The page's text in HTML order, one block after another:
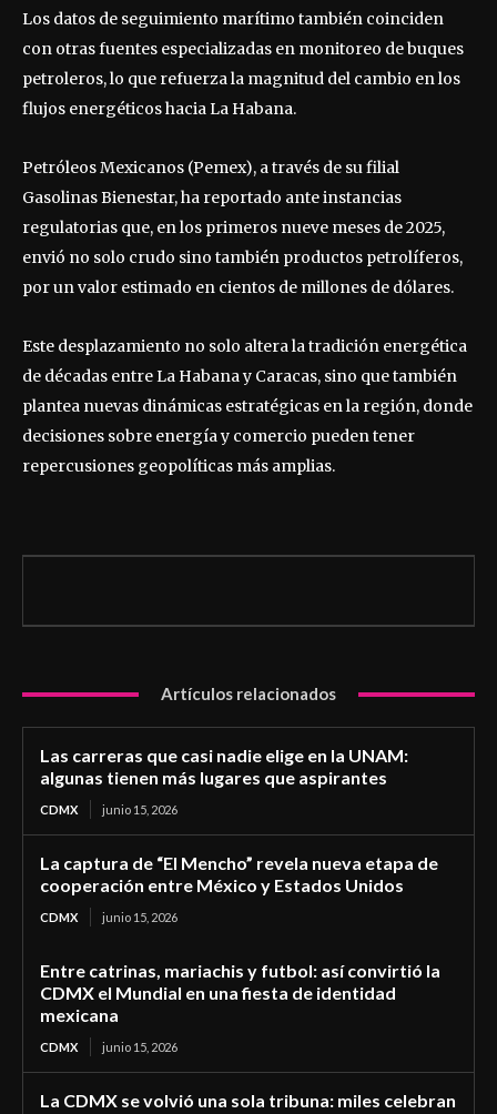
Los datos de seguimiento marítimo también coinciden
con otras fuentes especializadas en monitoreo de buques
petroleros, lo que refuerza la magnitud del cambio en los
flujos energéticos hacia La Habana.
Petróleos Mexicanos (Pemex), a través de su filial
Gasolinas Bienestar, ha reportado ante instancias
regulatorias que, en los primeros nueve meses de 2025,
envió no solo crudo sino también productos petrolíferos,
por un valor estimado en cientos de millones de dólares.
Este desplazamiento no solo altera la tradición energética
de décadas entre La Habana y Caracas, sino que también
plantea nuevas dinámicas estratégicas en la región, donde
decisiones sobre energía y comercio pueden tener
repercusiones geopolíticas más amplias.
Artículos relacionados
Las carreras que casi nadie elige en la UNAM:
algunas tienen más lugares que aspirantes
CDMX junio 15, 2026
La captura de “El Mencho” revela nueva etapa de
cooperación entre México y Estados Unidos
CDMX junio 15, 2026
Entre catrinas, mariachis y futbol: así convirtió la
CDMX el Mundial en una fiesta de identidad
mexicana
CDMX junio 15, 2026
La CDMX se volvió una sola tribuna: miles celebran